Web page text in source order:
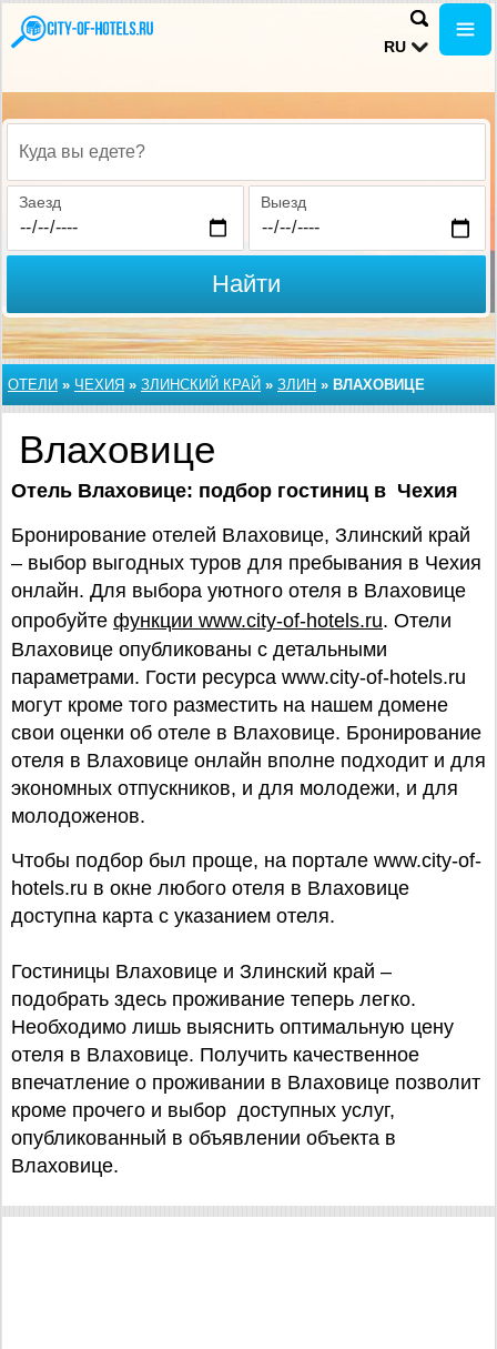
RU
Куда вы едете?
Заезд Выезд
Найти
ОТЕЛИ » ЧЕХИЯ » ЗЛИНСКИЙ КРАЙ » ЗЛИН » ВЛАХОВИЦЕ
Влаховице
Отель Влаховице: подбор гостиниц в Чехия
Бронирование отелей Влаховице, Злинский край
– выбор выгодных туров для пребывания в Чехия
онлайн. Для выбора уютного отеля в Влаховице
опробуйте функции www.city-of-hotels.ru. Отели
Влаховице опубликованы с детальными
параметрами. Гости ресурса www.city-of-hotels.ru
могут кроме того разместить на нашем домене
свои оценки об отеле в Влаховице. Бронирование
отеля в Влаховице онлайн вполне подходит и для
экономных отпускников, и для молодежи, и для
молодоженов.
Чтобы подбор был проще, на портале www.city-of-
hotels.ru в окне любого отеля в Влаховице
доступна карта с указанием отеля.
Гостиницы Влаховице и Злинский край –
подобрать здесь проживание теперь легко.
Необходимо лишь выяснить оптимальную цену
отеля в Влаховице. Получить качественное
впечатление о проживании в Влаховице позволит
кроме прочего и выбор доступных услуг,
опубликованный в объявлении объекта в
Влаховице.